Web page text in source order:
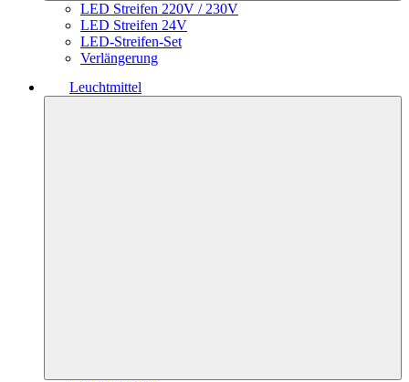
LED Streifen 220V / 230V
LED Streifen 24V
LED-Streifen-Set
Verlängerung
Leuchtmittel